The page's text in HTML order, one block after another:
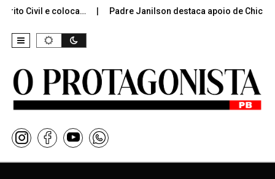
Civil e coloca… Padre Janilson destaca apoio de Chico